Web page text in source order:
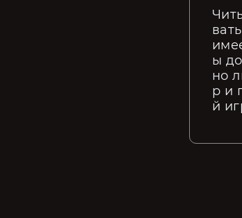
ы
но
р и
й